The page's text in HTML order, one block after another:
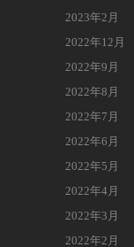
2023年2月
2022年12月
2022年9月
2022年8月
2022年7月
2022年6月
2022年5月
2022年4月
2022年3月
2022年2月